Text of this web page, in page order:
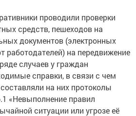
проводили проверки
средств, пешеходов на
документов (электронных
работодателей) на передвижение
случаев у граждан
справки, в связи с чем
на них протоколы
«Невыполнение правил
ситуации или угрозе её